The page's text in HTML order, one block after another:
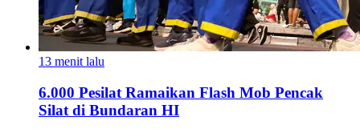
13 menit lalu
6.000 Pesilat Ramaikan Flash Mob Pencak
Silat di Bundaran HI